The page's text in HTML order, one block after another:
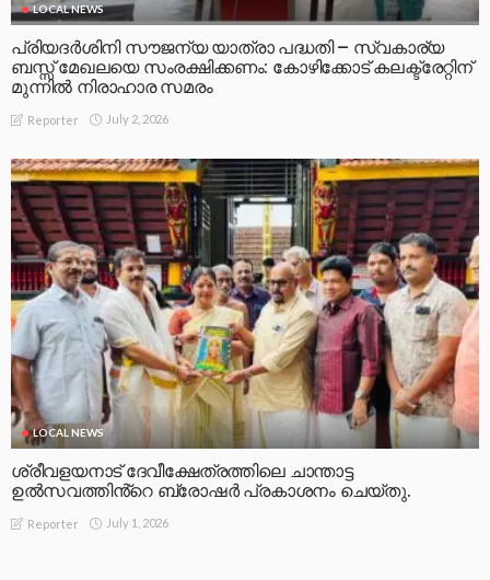
LOCAL NEWS
പ്രിയദർശിനി സൗജന്യ യാത്രാ പദ്ധതി – സ്വകാര്യ
ബസ്സ് മേഖലയെ സംരക്ഷിക്കണം: കോഴിക്കോട് കലക്ട്രേറ്റിന്
മുന്നിൽ നിരാഹാര സമരം
Reporter July 2, 2026
LOCAL NEWS
ശ്രീവളയനാട് ദേവീക്ഷേത്രത്തിലെ ചാന്താട്ട
ഉൽസവത്തിൻ്റെ ബ്രോഷർ പ്രകാശനം ചെയ്തു.
Reporter July 1, 2026